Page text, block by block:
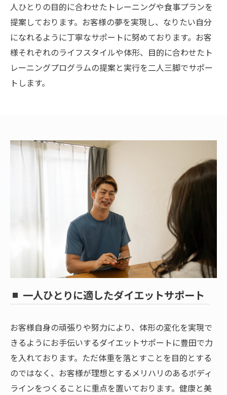
人ひとりの目的に合わせたトレーニングや食事プランを
提案しております。お客様の夢を実現し、なりたい自分
になれるように丁寧なサポートに努めております。お客
様それぞれのライフスタイルや体形、目的に合わせたト
レーニングプログラムの提案と実行を二人三脚でサポー
トします。
一人ひとりに適したダイエットサポート
お客様自身の頑張りや努力により、体形の変化を実現で
きるようにお手伝いするダイエットサポートに豊田で力
を入れております。ただ体重を落とすことを目的とする
のではなく、お客様が理想とするメリハリのあるボディ
ラインをつくることに重点を置いております。健康と美